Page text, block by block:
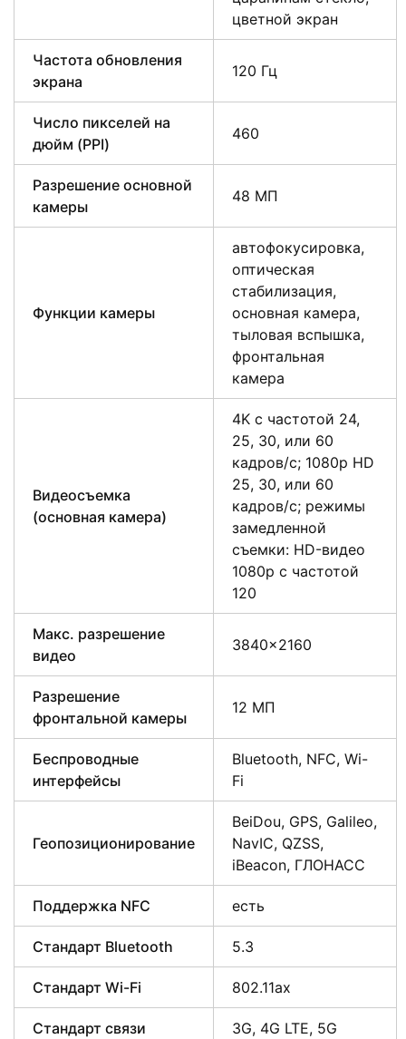
цветной экран
Частота обновления
экрана
120 Гц
Число пикселей на
дюйм (PPI)
460
Разрешение основной
камеры
48 МП
Функции камеры
автофокусировка,
оптическая
стабилизация,
основная камера,
тыловая вспышка,
фронтальная
камера
Видеосъемка
(основная камера)
4K с частотой 24,
25, 30, или 60
кадров/с; 1080p HD
25, 30, или 60
кадров/с; режимы
замедленной
съемки: HD-видео
1080р c частотой
120
Макс. разрешение
видео
3840×2160
Разрешение
фронтальной камеры
12 МП
Беспроводные
интерфейсы
Bluetooth, NFC, Wi-
Fi
Геопозиционирование
BeiDou, GPS, Galileo,
NavIC, QZSS,
iBeacon, ГЛОНАСС
Поддержка NFC есть
Стандарт Bluetooth 5.3
Стандарт Wi-Fi 802.11ax
Стандарт связи 3G, 4G LTE, 5G